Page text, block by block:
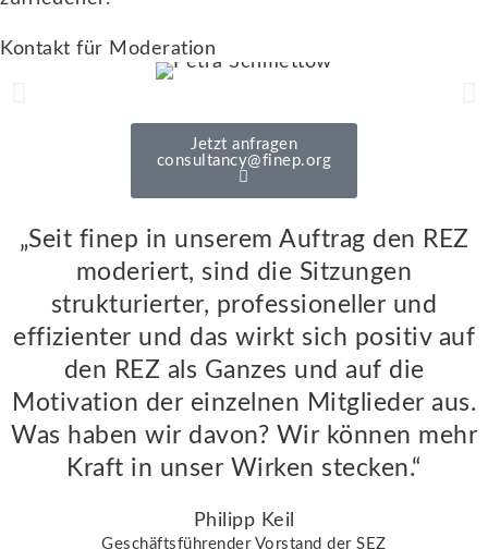
Kontakt für Moderation
Jetzt anfragen
consultancy@finep.org
„Seit finep in unserem Auftrag den REZ
moderiert, sind die Sitzungen
strukturierter, professioneller und
effizienter und das wirkt sich positiv auf
den REZ als Ganzes und auf die
Motivation der einzelnen Mitglieder aus.
Was haben wir davon? Wir können mehr
Kraft in unser Wirken stecken.“
Philipp Keil
Geschäftsführender Vorstand der SEZ